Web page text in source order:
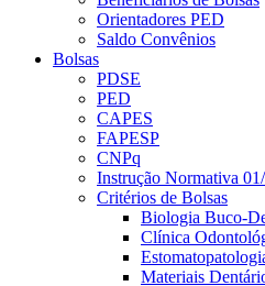
Orientadores PED
Saldo Convênios
Bolsas
PDSE
PED
CAPES
FAPESP
CNPq
Instrução Normativa
Critérios de Bolsas
Biologia Buco-
Clínica
Materiais